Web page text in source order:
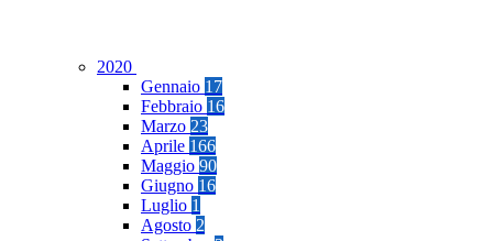
2020
Gennaio 17
Febbraio 16
Marzo 23
Aprile 166
Maggio 90
Giugno 16
Luglio 1
Agosto 2